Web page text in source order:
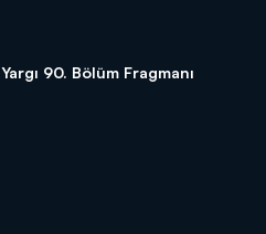
Yargı 90. Bölüm Fragmanı